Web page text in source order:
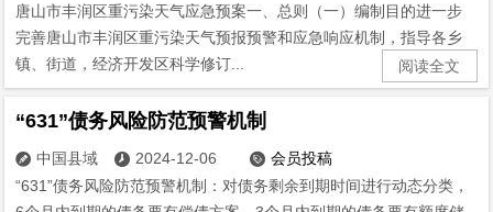
唐山市丰润区重污染天气应急预案一、总则（一）编制目的进一步
完善唐山市丰润区重污染天气预报预警和应急响应机制，指导各乡
镇、街道，经济开发区科学修订...
阅读全文
“631”债务风险防范预警机制
 中国县域  2024-12-06  会员投稿
“631”债务风险防范预警机制：对债务剩余到期时间进行动态分类，